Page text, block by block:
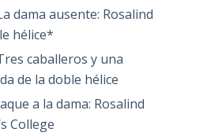
dama ausente: Rosalind
hélice*
caballeros y una
de la doble hélice
a la dama: Rosalind
College